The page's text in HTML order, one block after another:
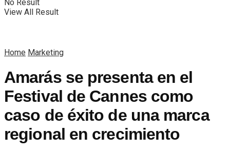
No Result
View All Result
Home Marketing
Amarás se presenta en el
Festival de Cannes como
caso de éxito de una marca
regional en crecimiento